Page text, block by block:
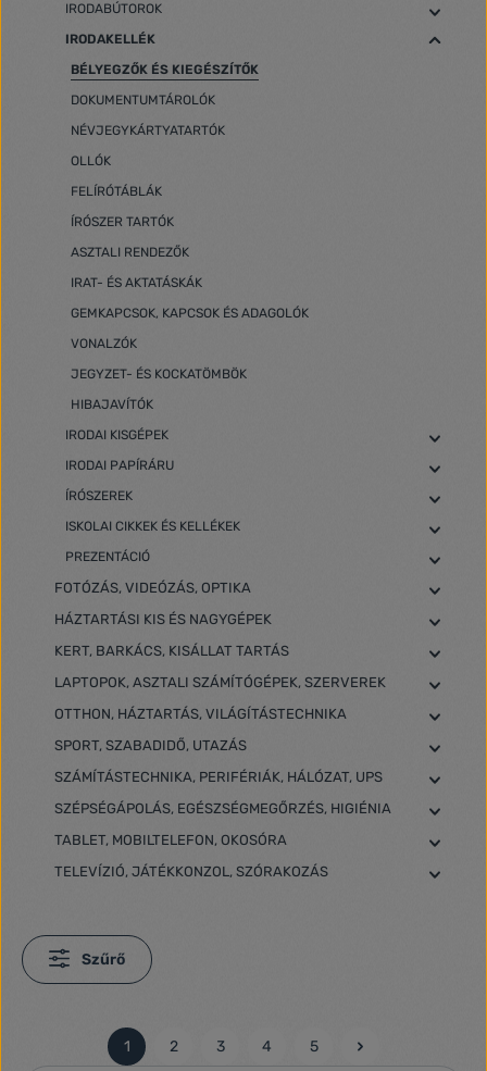
IRODABÚTOROK
IRODAKELLÉK
BÉLYEGZŐK ÉS KIEGÉSZÍTŐK
DOKUMENTUMTÁROLÓK
NÉVJEGYKÁRTYATARTÓK
OLLÓK
FELÍRÓTÁBLÁK
ÍRÓSZER TARTÓK
ASZTALI RENDEZŐK
IRAT- ÉS AKTATÁSKÁK
GEMKAPCSOK, KAPCSOK ÉS ADAGOLÓK
VONALZÓK
JEGYZET- ÉS KOCKATÖMBÖK
HIBAJAVÍTÓK
IRODAI KISGÉPEK
IRODAI PAPÍRÁRU
ÍRÓSZEREK
ISKOLAI CIKKEK ÉS KELLÉKEK
PREZENTÁCIÓ
FOTÓZÁS, VIDEÓZÁS, OPTIKA
HÁZTARTÁSI KIS ÉS NAGYGÉPEK
KERT, BARKÁCS, KISÁLLAT TARTÁS
LAPTOPOK, ASZTALI SZÁMÍTÓGÉPEK, SZERVEREK
OTTHON, HÁZTARTÁS, VILÁGÍTÁSTECHNIKA
SPORT, SZABADIDŐ, UTAZÁS
SZÁMÍTÁSTECHNIKA, PERIFÉRIÁK, HÁLÓZAT, UPS
SZÉPSÉGÁPOLÁS, EGÉSZSÉGMEGŐRZÉS, HIGIÉNIA
TABLET, MOBILTELEFON, OKOSÓRA
TELEVÍZIÓ, JÁTÉKKONZOL, SZÓRAKOZÁS
Szűrő
Oldal
1
Oldal
2
Oldal
3
Oldal
4
Oldal
5